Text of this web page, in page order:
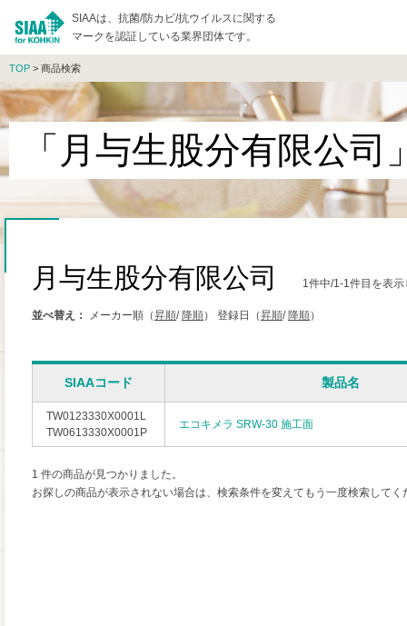
SIAAは、抗菌/防カビ/抗ウイルスに関する
マークを認証している業界団体です。
TOP > 商品検索
「月与生股分有限公司
月与生股分有限公司 1件中/1-1件目を表
並べ替え： メーカー順（昇順/ 降順） 登録日（昇順/ 降順）
SIAAコード 製品名
TW0123330X0001L
TW0613330X0001P
エコキメラ SRW-30 施工面
1 件の商品が見つかりました。
お探しの商品が表示されない場合は、検索条件を変えてもう一度検索してく